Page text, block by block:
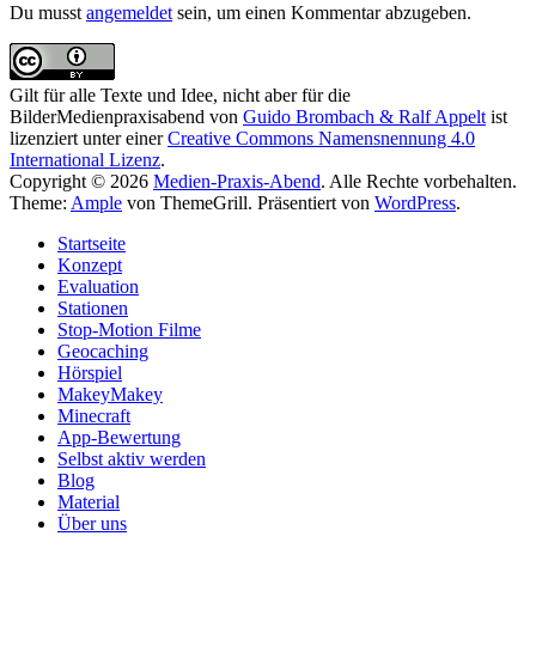
Du musst angemeldet sein, um einen Kommentar abzugeben.
Gilt für alle Texte und Idee, nicht aber für die
BilderMedienpraxisabend von Guido Brombach & Ralf Appelt ist
lizenziert unter einerCreative Commons Namensnennung 4.0
International Lizenz.
Copyright © 2026 Medien-Praxis-Abend. Alle Rechte vorbehalten.
Theme: Ample von ThemeGrill. Präsentiert von WordPress.
Startseite
Konzept
Evaluation
Stationen
Stop-Motion Filme
Geocaching
Hörspiel
MakeyMakey
Minecraft
App-Bewertung
Selbst aktiv werden
Blog
Material
Über uns